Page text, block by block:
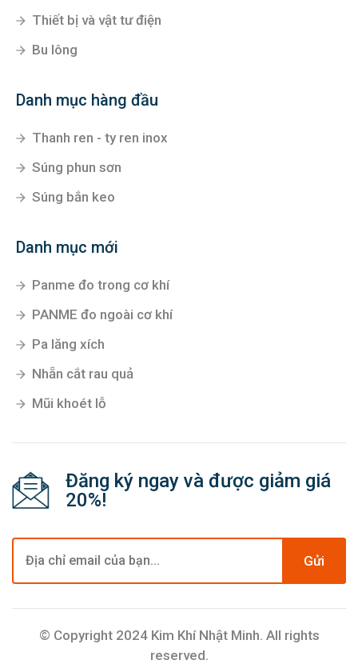
Thiết bị và vật tư điện
Bu lông
Danh mục hàng đầu
Thanh ren - ty ren inox
Súng phun sơn
Súng bắn keo
Danh mục mới
Panme đo trong cơ khí
PANME đo ngoài cơ khí
Pa lăng xích
Nhẵn cắt rau quả
Mũi khoét lỗ
Đăng ký ngay và được giảm giá
20%!
Gửi
© Copyright 2024 Kim Khí Nhật Minh. All rights
reserved.